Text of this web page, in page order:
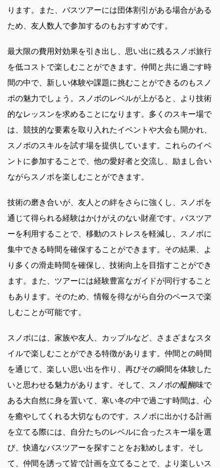
ります。また、バスツアーには団体割引がある場合がある
ため、友人数人で参加するのもおすすめです。
最大限の費用対効果を引き出し、思い出に残るスノボ旅行
を低コストで楽しむことができます。仲間と共に過ごす時
間の中で、新しい体験や課題に挑むことができるのもスノ
ボの魅力でしょう。スノボのレベルが上がると、より技術
的なレッスンを求めることになります。多くのスキー場で
は、競技的な要素を取り入れたイベントや大会も開かれ、
スノボのスキルを試す場を提供しています。これらのイベ
ントに参加することで、他の愛好者と交流し、励まし合い
ながらスノボを楽しむことができます。
技術の磨き合いが、友人との絆をさらに強くし、スノボを
通じて得られる経験はかけがえのない財産です。バスツア
ーを利用することで、移動のストレスを軽減し、スノボに
集中できる時間を確保することができます。その結果、よ
り多くの滑走時間を確保し、技術向上を目指すことができ
ます。また、ツアーには経験豊富なガイドが同行すること
もあります。そのため、情報を得ながら自分のペースで楽
しむことが可能です。
スノボには、家族や友人、カップルなど、さまざまなスタ
イルで楽しむことができる特徴があります。仲間との時間
を通じて、楽しい思い出を作り、再びその瞬間を体験した
いと思わせる魅力があります。そして、スノボの醍醐味で
ある大自然に身を置いて、寒い冬の中で過ごす時間は、心
を癒やしてくれる大切なものです。スノボに出かける計画
を立てる際には、自分たちのレベルに合ったスキー場を選
び、快適なバスツアーを探すことをお勧めします。そし
て、仲間を誘って皆で計画を立てることで、より楽しいス